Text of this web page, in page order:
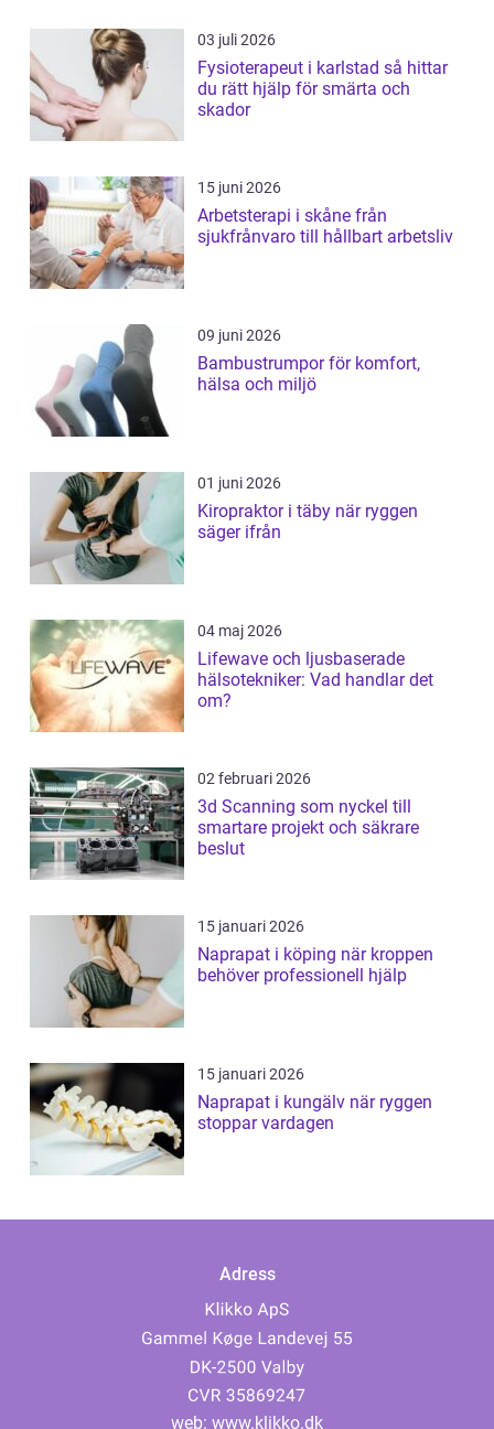
03 juli 2026
Fysioterapeut i karlstad så hittar
du rätt hjälp för smärta och
skador
15 juni 2026
Arbetsterapi i skåne från
sjukfrånvaro till hållbart arbetsliv
09 juni 2026
Bambustrumpor för komfort,
hälsa och miljö
01 juni 2026
Kiropraktor i täby när ryggen
säger ifrån
04 maj 2026
Lifewave och ljusbaserade
hälsotekniker: Vad handlar det
om?
02 februari 2026
3d Scanning som nyckel till
smartare projekt och säkrare
beslut
15 januari 2026
Naprapat i köping när kroppen
behöver professionell hjälp
15 januari 2026
Naprapat i kungälv när ryggen
stoppar vardagen
Adress
web: www.klikko.dk